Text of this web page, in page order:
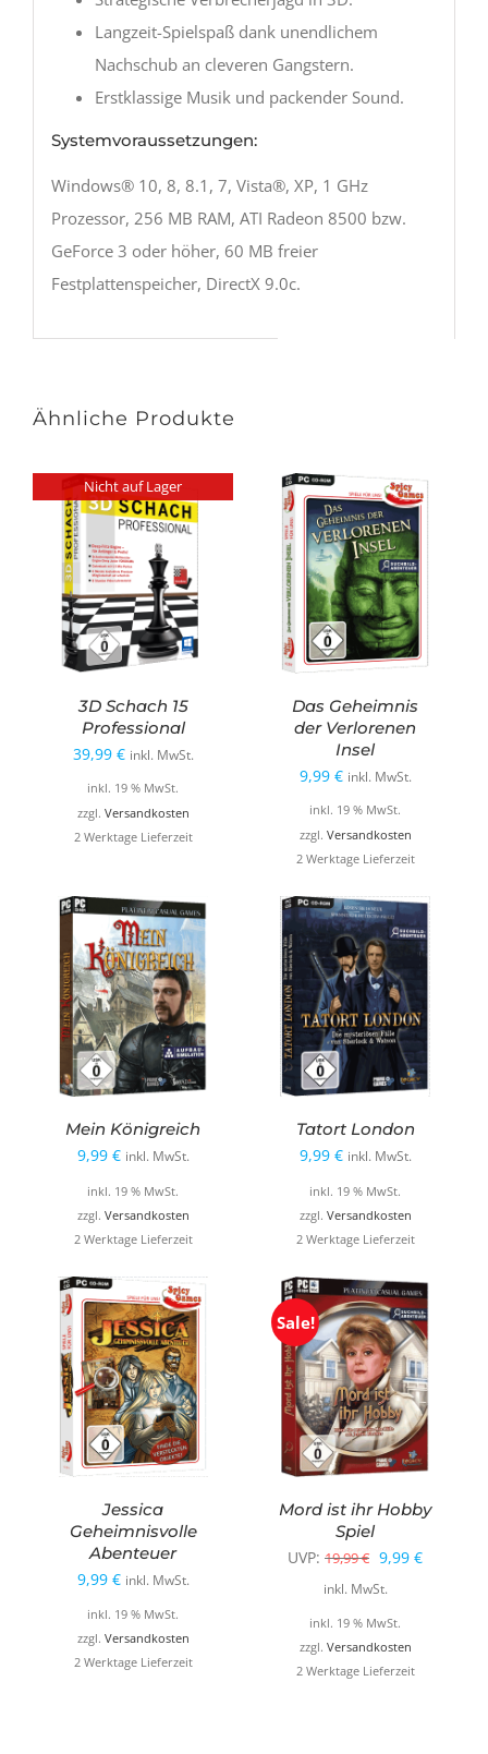
Langzeit-Spielspaß dank unendlichem
Nachschub an cleveren Gangstern.
Erstklassige Musik und packender Sound.
Systemvoraussetzungen:
Windows® 10, 8, 8.1, 7, Vista®, XP, 1 GHz
Prozessor, 256 MB RAM, ATI Radeon 8500 bzw.
GeForce 3 oder höher, 60 MB freier
Festplattenspeicher, DirectX 9.0c.
Ähnliche Produkte
Nicht auf Lager
3D Schach 15
Professional
39,99 € inkl. MwSt.
inkl. 19 % MwSt.
zzgl. Versandkosten
2 Werktage Lieferzeit
Das Geheimnis
der Verlorenen
Insel
9,99 € inkl. MwSt.
inkl. 19 % MwSt.
zzgl. Versandkosten
2 Werktage Lieferzeit
Mein Königreich
9,99 € inkl. MwSt.
inkl. 19 % MwSt.
zzgl. Versandkosten
2 Werktage Lieferzeit
Tatort London
9,99 € inkl. MwSt.
inkl. 19 % MwSt.
zzgl. Versandkosten
2 Werktage Lieferzeit
Jessica
Geheimnisvolle
Abenteuer
9,99 € inkl. MwSt.
inkl. 19 % MwSt.
zzgl. Versandkosten
2 Werktage Lieferzeit
Sale!
Mord ist ihr Hobby
Spiel
UVP: 19,99€ Ursprünglicher
Preis
war:
19,99 €
9,99 €Aktueller
inkl. MwSt.
inkl. 19 % MwSt.
zzgl. Versandkosten
2 Werktage Lieferzeit